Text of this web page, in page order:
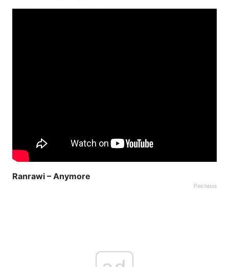
Ranrawi – Anymore
Реклама